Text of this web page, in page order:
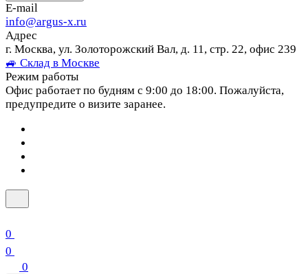
E-mail
info@argus-x.ru
Адрес
г. Москва, ул. Золоторожский Вал, д. 11, стр. 22, офис 239
🚙 Склад в Москве
Режим работы
Офис работает по будням с 9:00 до 18:00. Пожалуйста,
предупредите о визите заранее.
0
0
0